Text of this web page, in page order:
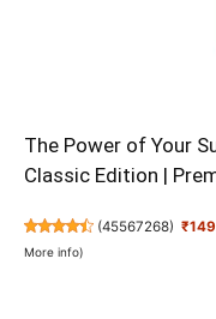
The Power of Your
Classic Edition |
(45567268)
More info)